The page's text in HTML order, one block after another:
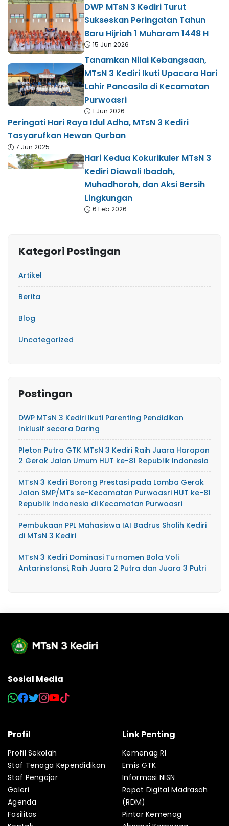
DWP MTsN 3 Kediri Turut
Sukseskan Peringatan Tahun
Baru Hijriah 1 Muharam 1448 H
15 Jun 2026
Tanamkan Nilai Kebangsaan,
MTsN 3 Kediri Ikuti Upacara Hari
Lahir Pancasila di Kecamatan
Purwoasri
1 Jun 2026
Peringati Hari Raya Idul Adha, MTsN 3 Kediri
Tasyarufkan Hewan Qurban
7 Jun 2025
Hari Kedua Kokurikuler MTsN 3
Kediri Diawali Ibadah,
Muhadhoroh, dan Aksi Bersih
Lingkungan
6 Feb 2026
Kategori Postingan
Artikel
Berita
Blog
Uncategorized
Postingan
DWP MTsN 3 Kediri Ikuti Parenting Pendidikan
Inklusif secara Daring
Pleton Putra GTK MTsN 3 Kediri Raih Juara Harapan
2 Gerak Jalan Umum HUT ke-81 Republik Indonesia
MTsN 3 Kediri Borong Prestasi pada Lomba Gerak
Jalan SMP/MTs se-Kecamatan Purwoasri HUT ke-81
Republik Indonesia di Kecamatan Purwoasri
Pembukaan PPL Mahasiswa IAI Badrus Sholih Kediri
di MTsN 3 Kediri
MTsN 3 Kediri Dominasi Turnamen Bola Voli
Antarinstansi, Raih Juara 2 Putra dan Juara 3 Putri
Sosial Media
Profil
Profil Sekolah
Staf Tenaga Kependidikan
Staf Pengajar
Galeri
Agenda
Fasilitas
Link Penting
Kemenag RI
Emis GTK
Informasi NISN
Rapot Digital Madrasah
(RDM)
Pintar Kemenag